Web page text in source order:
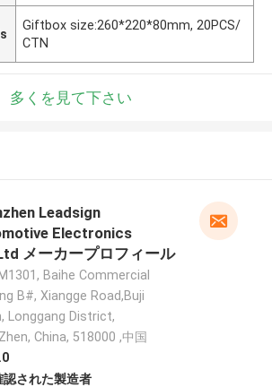
Giftbox size:260*220*80mm, 20PCS/
CTN
多くを見て下さい
Leadsign
Electronics
メーカープロフィール
Baihe Commercial
B#, Xiangge Road,Buji
Longgang District,
China, 518000 ,中国
認された製造者